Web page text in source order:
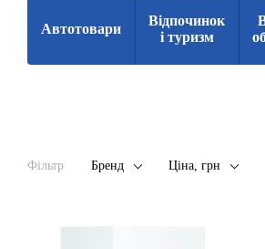
Автотовари
Відпочинок
і туризм
Фільтр Бренд Ціна, грн